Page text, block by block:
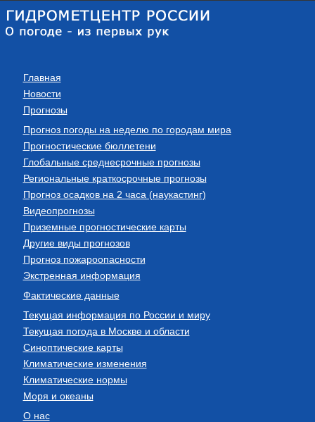
Главная
Новости
Прогнозы
Прогноз погоды на неделю по городам мира
Прогностические бюллетени
Глобальные среднесрочные прогнозы
Региональные краткосрочные прогнозы
Прогноз осадков на 2 часа (наукастинг)
Видеопрогнозы
Приземные прогностические карты
Другие виды прогнозов
Прогноз пожароопасности
Экстренная информация
Фактические данные
Текущая информация по России и миру
Текущая погода в Москве и области
Синоптические карты
Климатические изменения
Климатические нормы
Моря и океаны
О нас